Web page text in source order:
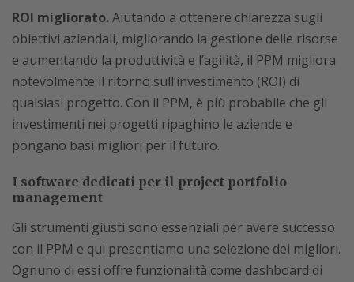
ROI migliorato.Aiutando a ottenere chiarezza sugli
obiettivi aziendali, migliorando la gestione delle risorse
e aumentando la produttività e l’agilità, il PPM migliora
notevolmente il ritorno sull’investimento (ROI) di
qualsiasi progetto. Con il PPM, è più probabile che gli
investimenti nei progetti ripaghino le aziende e
pongano basi migliori per il futuro.
I software dedicati per il project portfolio
management
Gli strumenti giusti sono essenziali per avere successo
con il PPM e qui presentiamo una selezione dei migliori.
Ognuno di essi offre funzionalità come dashboard di